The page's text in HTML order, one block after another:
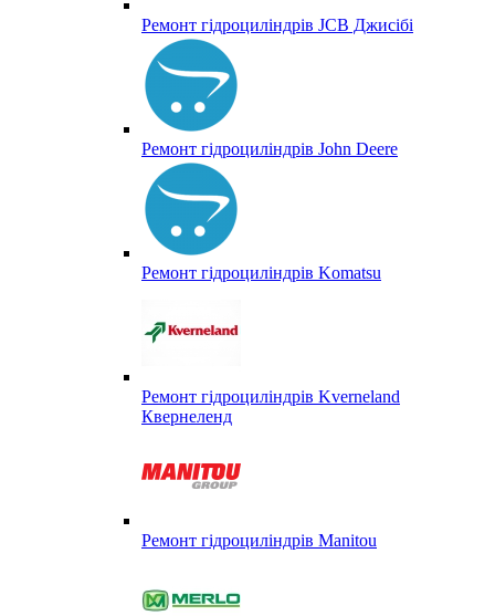
Ремонт гідроциліндрів JCB Джисібі
Ремонт гідроциліндрів John Deere
Ремонт гідроциліндрів Komatsu
Ремонт гідроциліндрів Kverneland
Квернеленд
Ремонт гідроциліндрів Manitou